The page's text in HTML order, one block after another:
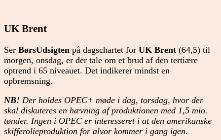
UK Brent
Ser BørsUdsigten på dagschartet for UK Brent (64,5) til
morgen, onsdag, er der tale om et brud af den tertiære
optrend i 65 niveauet. Det indikerer mindst en
opbremsning.
NB! Der holdes OPEC+ møde i dag, torsdag, hvor der
skal diskuteres en hævning af produktionen med 1,5 mio.
tønder. Ingen i OPEC er interesseret i at den amerikanske
skifferolieproduktion for alvor kommer i gang igen.